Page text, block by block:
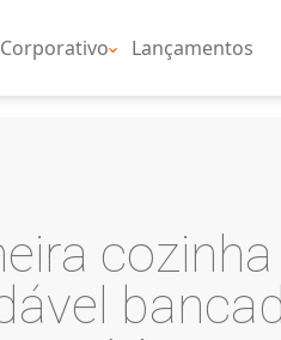
Bases e Registros
ATRIA